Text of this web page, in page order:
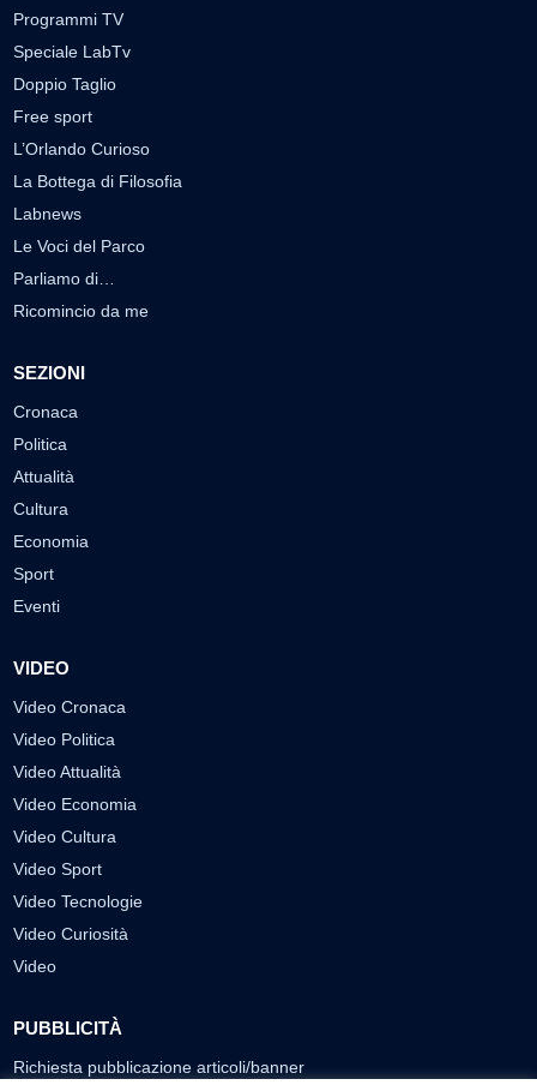
Programmi TV
Speciale LabTv
Doppio Taglio
Free sport
L’Orlando Curioso
La Bottega di Filosofia
Labnews
Le Voci del Parco
Parliamo di…
Ricomincio da me
SEZIONI
Cronaca
Politica
Attualità
Cultura
Economia
Sport
Eventi
VIDEO
Video Cronaca
Video Politica
Video Attualità
Video Economia
Video Cultura
Video Sport
Video Tecnologie
Video Curiosità
Video
PUBBLICITÀ
Richiesta pubblicazione articoli/banner